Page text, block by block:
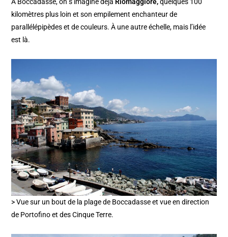
kilomètres plus loin et son empilement enchanteur de
parallélépipèdes et de couleurs. À une autre échelle, mais l’idée
est là.
> Vue sur un bout de la plage de Boccadasse et vue en direction
de Portofino et des Cinque Terre.